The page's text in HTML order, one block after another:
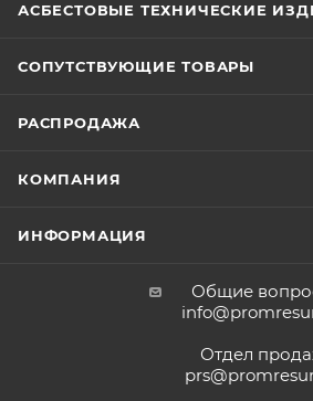
АСБЕСТОВЫЕ ТЕХНИЧЕСКИЕ
СОПУТСТВУЮЩИЕ ТОВАРЫ
РАСПРОДАЖА
КОМПАНИЯ
ИНФОРМАЦИЯ
Общие
Отдел